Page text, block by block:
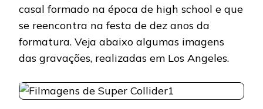
casal formado na época de high school e que
se reencontra na festa de dez anos da
formatura. Veja abaixo algumas imagens
das gravações, realizadas em Los Angeles.